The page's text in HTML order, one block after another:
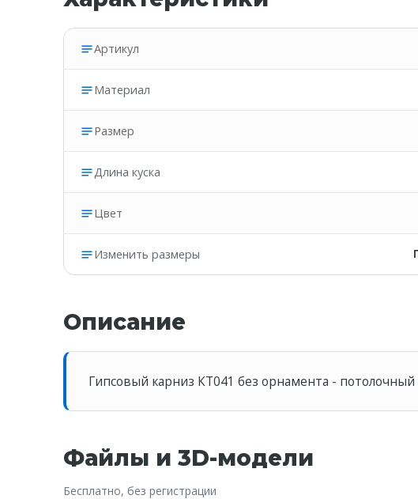
Артикул
Материал
Размер
Длина куска
Цвет
Изменить размеры
Описание
Гипсовый карниз КT041 без орнамента - потолочный
Файлы и 3D-модели
Бесплатно, без регистрации